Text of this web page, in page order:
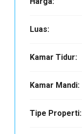
Luas:
Kamar Tidur:
Kamar Mandi:
Tipe Properti: